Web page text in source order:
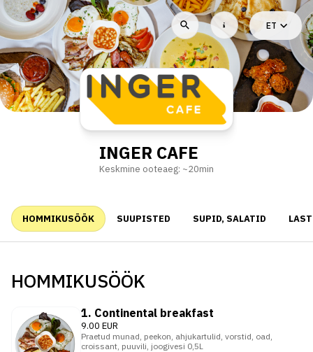
ET
INGER CAFE
Keskmine ooteaeg: ~20min
HOMMIKUSÖÖK SUUPISTED SUPID, SALATID
HOMMIKUSÖÖK
1. Continental breakfast
9.00 EUR
Praetud munad, peekon, ahjukartulid, vorstid, oad,
croissant, puuvili, joogivesi 0,5L